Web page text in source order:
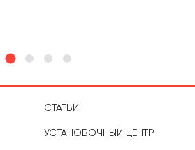
СТАТЬИ
УСТАНОВОЧНЫЙ ЦЕНТР